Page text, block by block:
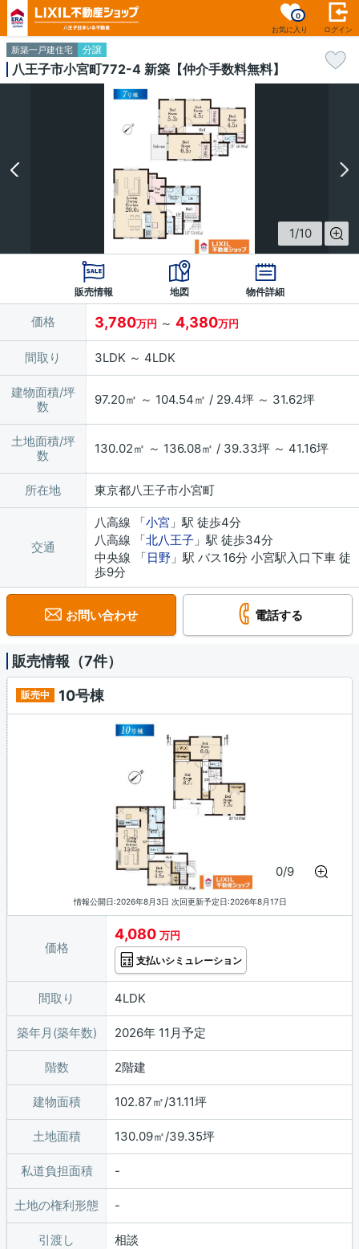
お気に入り
0
ログイン
新築一戸建住宅 分譲
八王子市小宮町772-4 新築【仲介手数料無料】
1/10
販売情報 地図 物件詳細
価格 3,780万円 ～ 4,380万円
間取り 3LDK ～ 4LDK
建物面積/坪
数
97.20㎡ ～ 104.54㎡ / 29.4坪 ～ 31.62坪
土地面積/坪
数
130.02㎡ ～ 136.08㎡ / 39.33坪 ～ 41.16坪
所在地 東京都八王子市小宮町
交通
八高線 「小宮 」駅 徒歩4分
八高線 「北八王子 」駅 徒歩34分
中央線 「日野」駅 バス16分 小宮駅入口下車 徒
歩9分
お問い合わせ 電話する
販売情報（7件）
販売中 10号棟
0/9
情報公開日:2026年8月3日 次回更新予定日:2026年8月17日
価格
4,080 万円
支払いシミュレーション
間取り 4LDK
築年月(築年数) 2026年 11月予定
階数 2階建
建物面積 102.87㎡/31.11坪
土地面積 130.09㎡/39.35坪
私道負担面積
土地の権利形態
引渡し 相談